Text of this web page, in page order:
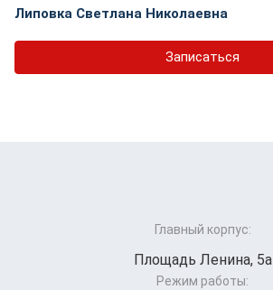
Липовка Светлана Николаевна
Записаться
Главный корпус:
Площадь Ленина, 5а
Режим работы: